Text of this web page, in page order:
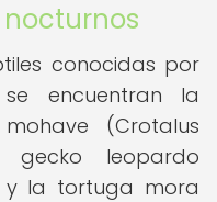
nocturnos
conocidas por
encuentran la
(Crotalus
gecko leopardo
y la tortuga mora